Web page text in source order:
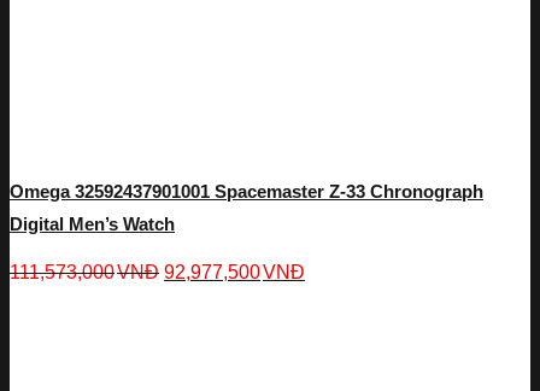
Omega 32592437901001 Spacemaster Z-33 Chronograph
Digital Men’s Watch
111,573,000VNĐ 92,977,500VNĐ